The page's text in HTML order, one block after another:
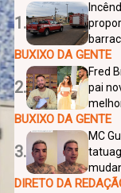
1.
BUXIXO DA GENTE
2.
Fred
pai
BUXIXO DA GENTE
3.
MC
DIRETO DA